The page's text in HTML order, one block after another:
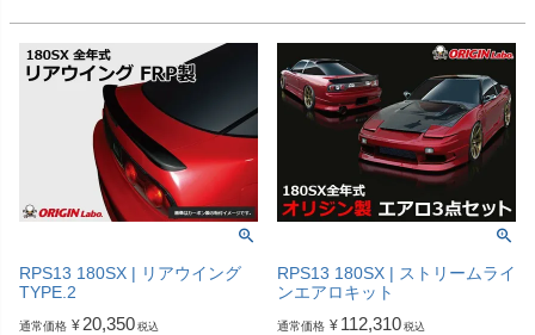
RPS13 180SX | リアウイング
TYPE.2
通常価格 ¥ 20,350 税込
RPS13 180SX | ストリームライ
ンエアロキット
通常価格 ¥ 112,310 税込